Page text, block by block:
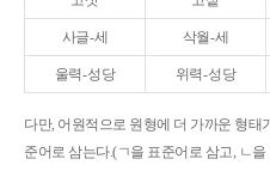
사글-세 삭월-세
울력-성당 위력-성당
다만, 어원적으로 원형에 더 가까운 형태
준어로 삼는다.(ㄱ을 표준어로 삼고, ㄴ을